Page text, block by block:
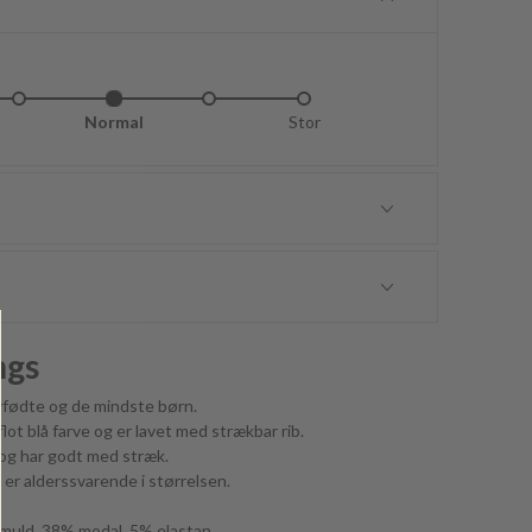
Normal Stor
og de mindste børn.
blå farve og er lavet med strækbar rib.
har godt med stræk.
er alderssvarende i størrelsen.